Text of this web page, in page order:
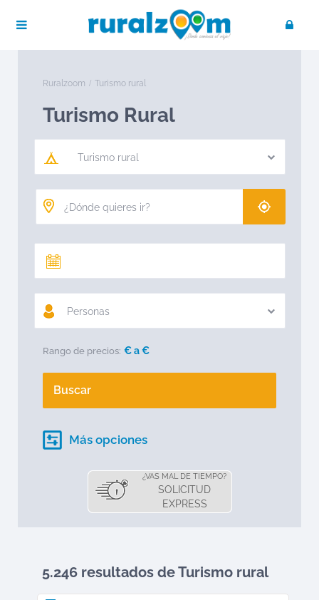
Ruralzoom Turismo rural
Turismo Rural
Turismo rural
Personas
Rango de precios: € a€
Buscar
Más opciones
¿VAS MAL DE TIEMPO?
SOLICITUD
EXPRESS
5.246 resultados de Turismo rural